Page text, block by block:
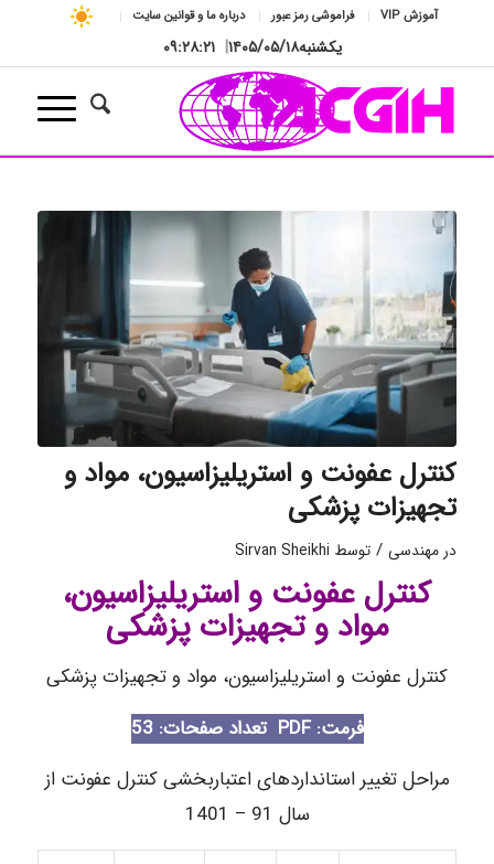
آموزش VIP فراموشی رمز عبور درباره ما و قوانین سایت
یکشنبه۱۴۰۵/۰۵/۱۸| ۰۹:۲۸:۲۲
کنترل عفونت و استریلیزاسیون، مواد و
تجهیزات پزشکی
در مهندسی / توسط Sirvan Sheikhi
کنترل عفونت و استریلیزاسیون،
مواد و تجهیزات پزشکی
کنترل عفونت و استریلیزاسیون، مواد و تجهیزات پزشکی
فرمت: PDF
تعداد صفحات: 53
مراحل تغییر استانداردهای اعتباربخشی کنترل عفونت از
سال 91 – 1401